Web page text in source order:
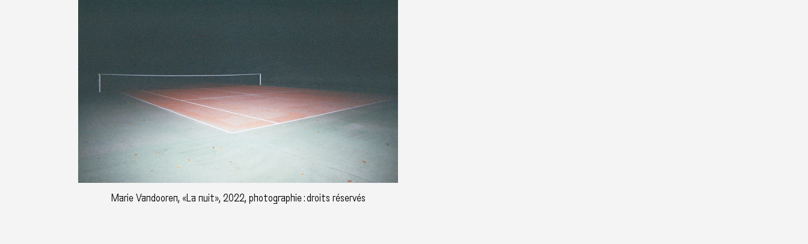
Marie Vandooren, «La nuit», 2022, photographie : droits réservés